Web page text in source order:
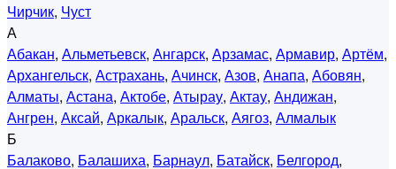
Чирчик, Чуст
А
Абакан, Альметьевск, Ангарск, Арзамас, Армавир, Артём,
Архангельск, Астрахань, Ачинск, Азов, Анапа, Абовян,
Алматы, Астана, Актобе, Атырау, Актау, Андижан,
Ангрен, Аксай, Аркалык, Аральск, Аягоз, Алмалык
Б
Балаково, Балашиха, Барнаул, Батайск, Белгород,